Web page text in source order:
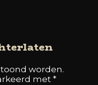
worden.
met *